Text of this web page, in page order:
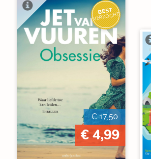
BEST
VERKOCHT
€ 17,50
€ 4,99